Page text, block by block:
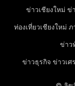
ข่าวเชียงใหม่ ข่
ท่องเที่ยวเชียงใหม่
ข่าว
ข่าวธุรกิจ ข่าวเศ